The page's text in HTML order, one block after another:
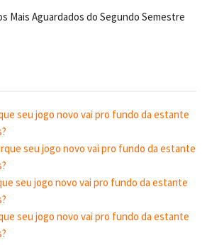
Mais Aguardados do Segundo Semestre
seu jogo novo vai pro fundo da estante
seu jogo novo vai pro fundo da estante
seu jogo novo vai pro fundo da estante
seu jogo novo vai pro fundo da estante